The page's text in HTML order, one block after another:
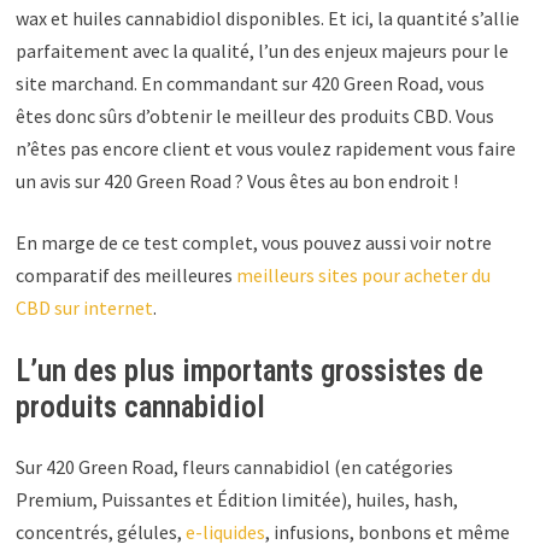
wax et huiles cannabidiol disponibles. Et ici, la quantité s’allie
parfaitement avec la qualité, l’un des enjeux majeurs pour le
site marchand. En commandant sur 420 Green Road, vous
êtes donc sûrs d’obtenir le meilleur des produits CBD. Vous
n’êtes pas encore client et vous voulez rapidement vous faire
un avis sur 420 Green Road ? Vous êtes au bon endroit !
En marge de ce test complet, vous pouvez aussi voir notre
comparatif des meilleures meilleurs sites pour acheter du
CBD sur internet.
L’un des plus importants grossistes de
produits cannabidiol
Sur 420 Green Road, fleurs cannabidiol (en catégories
Premium, Puissantes et Édition limitée), huiles, hash,
concentrés, gélules,e-liquides, infusions, bonbons et même